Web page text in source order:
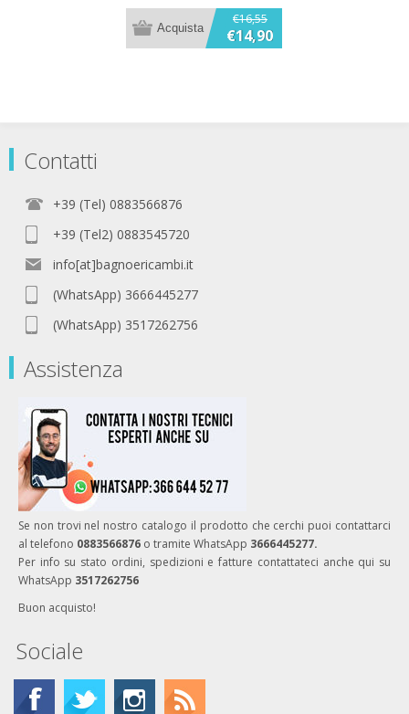
€16,55
€14,90
Contatti
+39 (Tel) 0883566876
+39 (Tel2) 0883545720
info[at]bagnoericambi.it
(WhatsApp) 3666445277
(WhatsApp) 3517262756
Assistenza
Se non trovi nel nostro catalogo il prodotto che cerchi puoi contattarci
al telefono 0883566876 o tramite WhatsApp 3666445277.
Per info su stato ordini, spedizioni e fatture contattateci anche qui su
WhatsApp 3517262756
Buon acquisto!
Sociale